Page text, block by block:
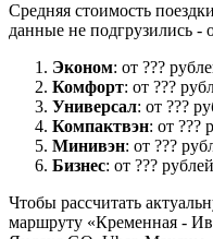
Средняя стоимость
данные не подгрузились -
Эконом: от ???
Комфорт: от ???
Универсал: от ???
Компактвэн: от ???
Минивэн: от ???
Бизнес: от ??? рублей
Чтобы рассчитать
маршруту «Кременная -